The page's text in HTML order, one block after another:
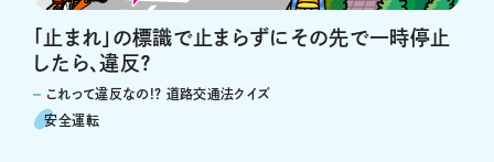
「止まれ」の標識で止まらずにその先で一時停止
したら、違反？
これって違反なの!? 道路交通法クイズ
安全運転